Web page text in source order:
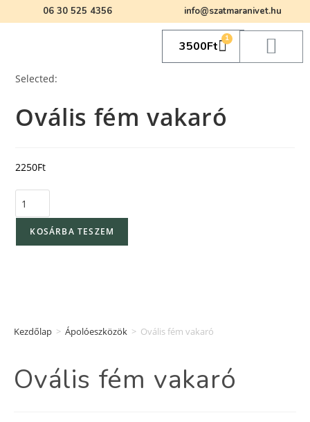
06 30 525 4356 info@szatmaranivet.hu
3500Ft
1
Selected:
Ovális fém vakaró
2250Ft
KOSÁRBA TESZEM
Kezdőlap > Ápolóeszközök > Ovális fém vakaró
Ovális fém vakaró